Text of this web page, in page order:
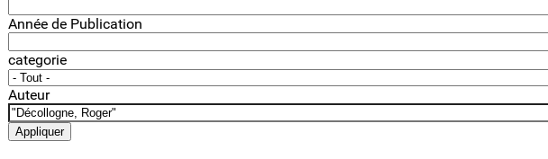
Année de Publication
categorie
Auteur